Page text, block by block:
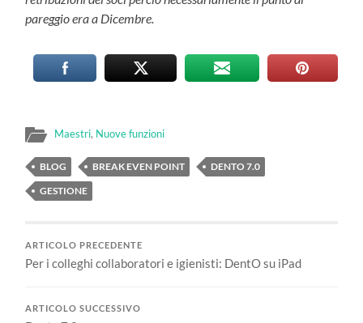
pareggio era a Dicembre.
Maestri, Nuove funzioni
BLOG BREAK EVEN POINT
DENTO 7.0
GESTIONE
ARTICOLO PRECEDENTE
Per i colleghi collaboratori e igienisti: DentO su iPad
ARTICOLO SUCCESSIVO